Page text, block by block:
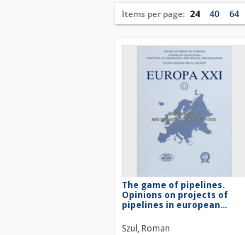
Items per page: 24 40 64
The game of pipelines.
Opinions on projects of
pipelines in european
Szul, Roman